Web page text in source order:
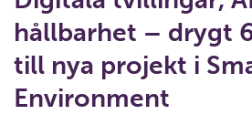
hållbarhet – drygt
till nya projekt i
Environment